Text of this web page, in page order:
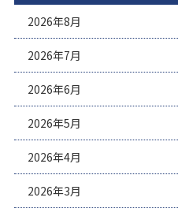
2026年8月
2026年7月
2026年6月
2026年5月
2026年4月
2026年3月